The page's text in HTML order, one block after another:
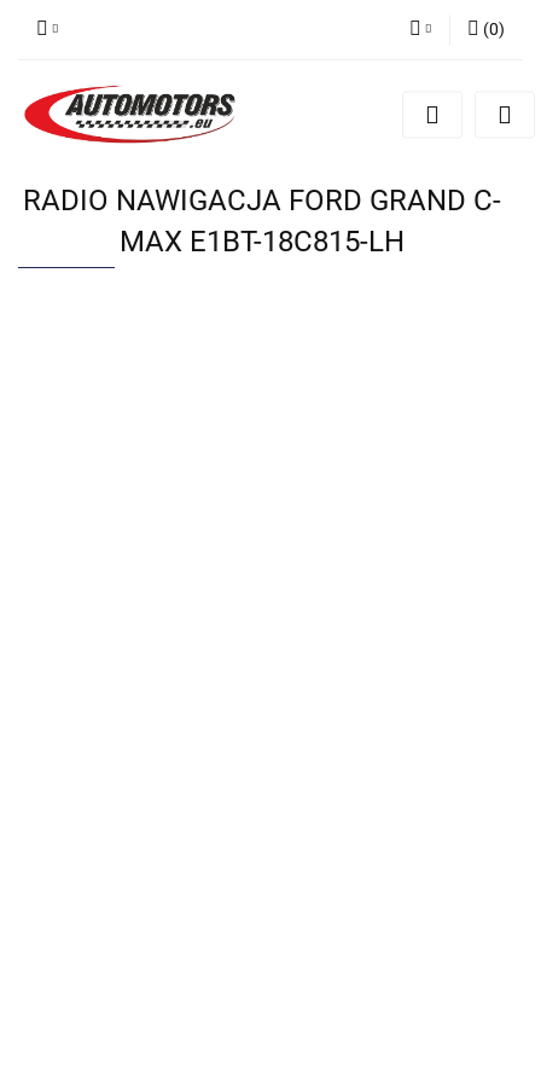
Zarejestruj się
(0)
RADIO NAWIGACJA FORD GRAND C-
MAX E1BT-18C815-LH